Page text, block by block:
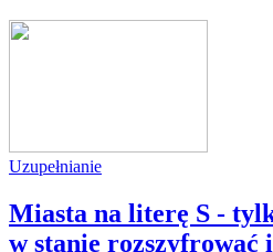
Uzupełnianie
Miasta na literę S -
w stanie rozszyfrować